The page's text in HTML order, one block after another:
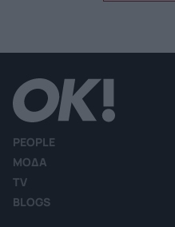
PEOPLE
ΜΟΔΑ
TV
BLOGS